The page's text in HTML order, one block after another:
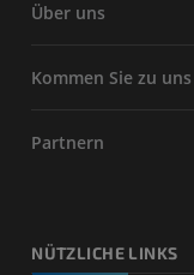
Über uns
Kommen Sie zu uns
Partnern
NÜTZLICHE LINKS